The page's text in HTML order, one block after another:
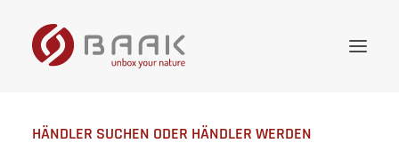
Onlineshop
HÄNDLER SUCHEN ODER HÄNDLER WERDEN